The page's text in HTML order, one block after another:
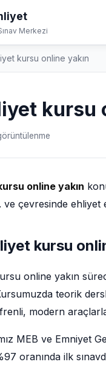
Merkezi
kursu online yakın
kursu
online yakın
çevresinde ehliyet
kursu
online yakın
teorik
modern
MEB ve Emniyet
oranında ilk